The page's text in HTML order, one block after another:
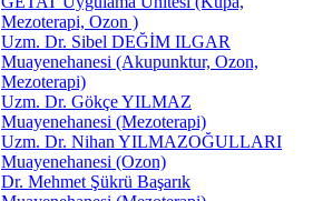
Mezoterapi, Ozon )
Uzm. Dr. Sibel DEĞİM ILGAR
Muayenehanesi (Akupunktur, Ozon,
Mezoterapi)
Uzm. Dr. Gökçe YILMAZ
Muayenehanesi (Mezoterapi)
Uzm. Dr. Nihan YILMAZOĞULLARI
Muayenehanesi (Ozon)
Dr. Mehmet Şükrü Başarık